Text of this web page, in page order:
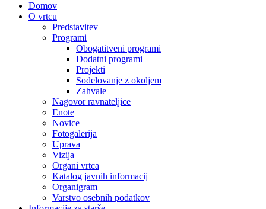
Domov
O vrtcu
Predstavitev
Programi
Obogatitveni programi
Dodatni programi
Projekti
Sodelovanje z okoljem
Zahvale
Nagovor ravnateljice
Enote
Novice
Fotogalerija
Uprava
Vizija
Organi vrtca
Katalog javnih informacij
Organigram
Varstvo osebnih podatkov